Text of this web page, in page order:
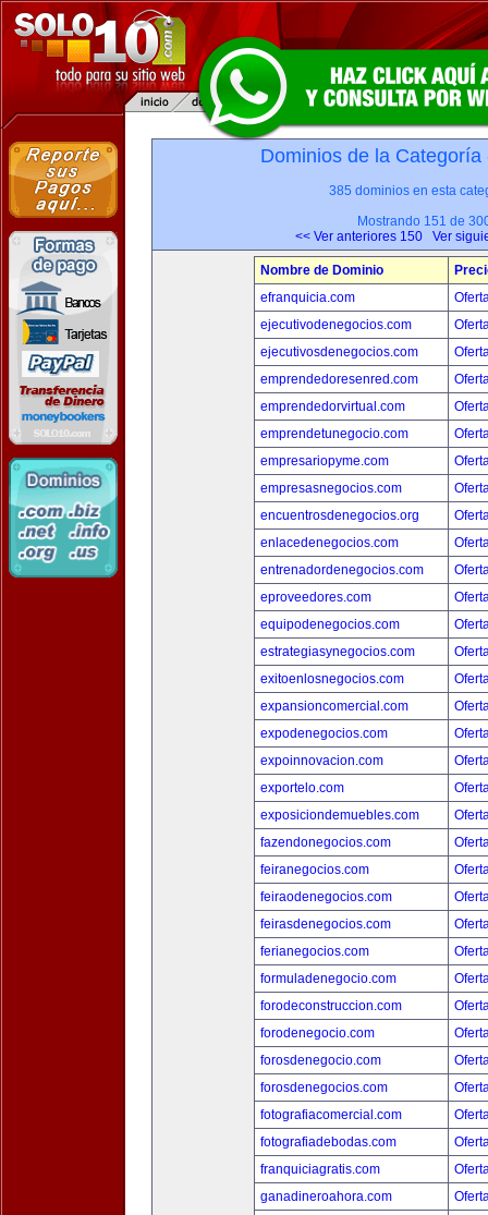
Dominios de la
385 dominios en esta
Mostrando 151 de
<< Ver anteriores 150
Ver
Nombre de Dominio
efranquicia.com
ejecutivodenegocios.com
ejecutivosdenegocios.com
emprendedoresenred.com
emprendedorvirtual.com
emprendetunegocio.com
empresariopyme.com
empresasnegocios.com
encuentrosdenegocios.org
enlacedenegocios.com
entrenadordenegocios.com
eproveedores.com
equipodenegocios.com
estrategiasynegocios.com
exitoenlosnegocios.com
expansioncomercial.com
expodenegocios.com
expoinnovacion.com
exportelo.com
exposiciondemuebles.com
fazendonegocios.com
feiranegocios.com
feiraodenegocios.com
feirasdenegocios.com
ferianegocios.com
formuladenegocio.com
forodeconstruccion.com
forodenegocio.com
forosdenegocio.com
forosdenegocios.com
fotografiacomercial.com
fotografiadebodas.com
franquiciagratis.com
ganadineroahora.com